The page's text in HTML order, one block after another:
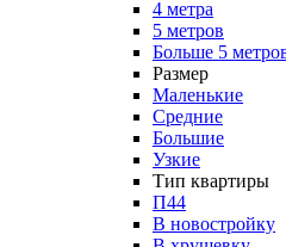
4 метра
5 метров
Больше 5
Размер
Маленькие
Средние
Большие
Узкие
Тип квартиры
П44
В новостройку